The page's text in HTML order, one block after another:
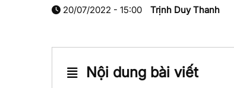
20/07/2022 - 15:00 Trịnh Duy Thanh
Nội dung bài viết